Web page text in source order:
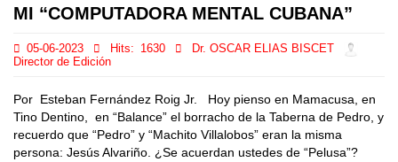
MI “COMPUTADORA MENTAL CUBANA”
05-06-2023 Hits: 1630
Dr. OSCAR ELIAS BISCET
Director de Edición
Por Esteban Fernández Roig Jr. Hoy pienso en Mamacusa, en
Tino Dentino, en “Balance” el borracho de la Taberna de Pedro, y
recuerdo que “Pedro” y “Machito Villalobos” eran la misma
persona: Jesús Alvariño. ¿Se acuerdan ustedes de “Pelusa”?